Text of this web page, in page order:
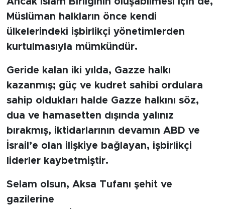
Müslüman halkların önce kendi
ülkelerindeki işbirlikçi yönetimlerden
kurtulmasıyla mümkündür.
Geride kalan iki yılda, Gazze halkı
kazanmış; güç ve kudret sahibi ordulara
sahip oldukları halde Gazze halkını söz,
dua ve hamasetten dışında yalınız
bırakmış, iktidarlarının devamın ABD ve
İsrail’e olan ilişkiye bağlayan, işbirlikçi
liderler kaybetmiştir.
Selam olsun, Aksa Tufanı şehit ve
gazilerine